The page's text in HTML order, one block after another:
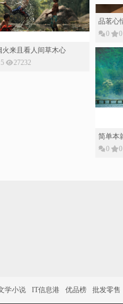
3 30188
简单本
0
学小说 IT信息港 优品榜 批发零售